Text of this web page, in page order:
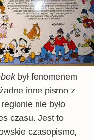
był fenomenem
inne pismo z
nie było
czasu. Jest to
czasopismo,